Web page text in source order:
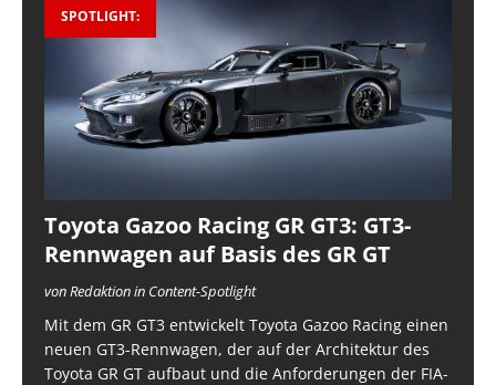
SPOTLIGHT:
Toyota Gazoo Racing GR GT3: GT3-
Rennwagen auf Basis des GR GT
von Redaktion in Content-Spotlight
Mit dem GR GT3 entwickelt Toyota Gazoo Racing einen
neuen GT3-Rennwagen, der auf der Architektur des
Toyota GR GT aufbaut und die Anforderungen der FIA-